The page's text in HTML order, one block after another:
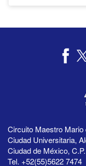
Circuito Maestro
Ciudad Universitaria,
Ciudad de México,
Tel. +52(55)5622 7474